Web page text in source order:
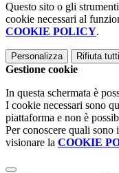
Questo sito o gli
cookie necessari al
COOKIE POLICY.
Personalizza Rifiuta tutti
Gestione cookie
In questa schermata è
I cookie necessari sono
piattaforma e non è
Per conoscere quali sono
visionare la COOKIE